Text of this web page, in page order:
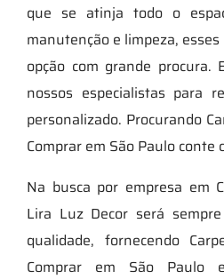
que se atinja todo o
manutenção e limpeza,
opção com grande procura.
nossos especialistas para
personalizado. Procurando
Comprar em São Paulo conte
Na busca por empresa em
Lira Luz Decor será
qualidade, fornecendo
Comprar em São Paulo